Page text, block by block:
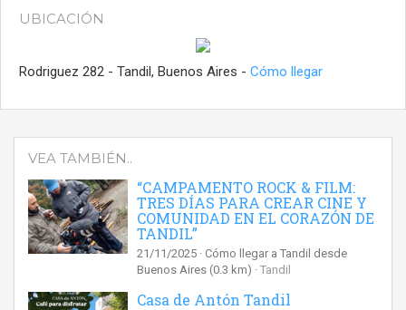
UBICACIÓN
Rodriguez 282 - Tandil, Buenos Aires - Cómo llegar
VEA TAMBIÉN..
“CAMPAMENTO ROCK & FILM:
TRES DÍAS PARA CREAR CINE Y
COMUNIDAD EN EL CORAZÓN DE
TANDIL”
21/11/2025
Cómo llegar a Tandil desde
Buenos Aires (0.3 km) Tandil
Casa de Antón Tandil